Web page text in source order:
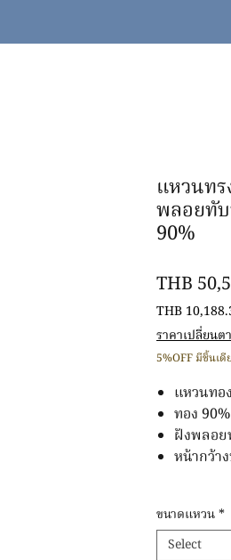
แหวนท
พลอยทั
90%
THB
THB
THB
per
1
ราคาเปลี่ยนต
5%OFF มีชิ้นเดี
แหวนทอ
ทอง
ฝังพลอย
หน้ากว้า
ขนาดแหวน*
Select